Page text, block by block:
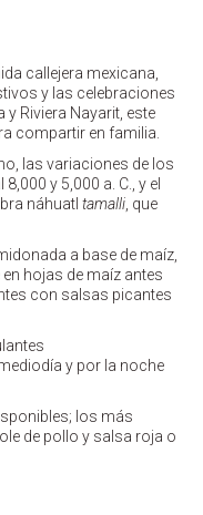
callejera mexicana,
y las celebraciones
Riviera Nayarit, este
compartir en familia.
las variaciones de los
y 5,000 a. C., y el
náhuatl tamalli , que
a base de maíz,
hojas de maíz antes
con salsas picantes
y por la noche
los más
de pollo y salsa roja o